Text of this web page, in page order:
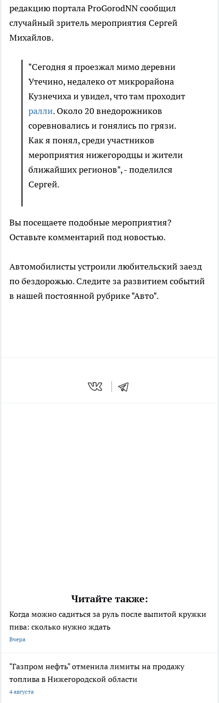
редакцию портала ProGorodNN сообщил
случайный зритель мероприятия Сергей
Михайлов.
"Сегодня я проезжал мимо деревни
Утечино, недалеко от микрорайона
Кузнечиха и увидел, что там проходит
ралли. Около 20 внедорожников
соревновались и гонялись по грязи.
Как я понял, среди участников
мероприятия нижегородцы и жители
ближайших регионов", - поделился
Сергей.
Вы посещаете подобные мероприятия?
Оставьте комментарий под новостью.
Автомобилисты устроили любительский заезд
по бездорожью. Следите за развитием событий
в нашей постоянной рубрике "Авто".
Читайте также:
Когда можно садиться за руль после выпитой кружки
пива: сколько нужно ждать
Вчера
"Газпром нефть" отменила лимиты на продажу
топлива в Нижегородской области
4 августа